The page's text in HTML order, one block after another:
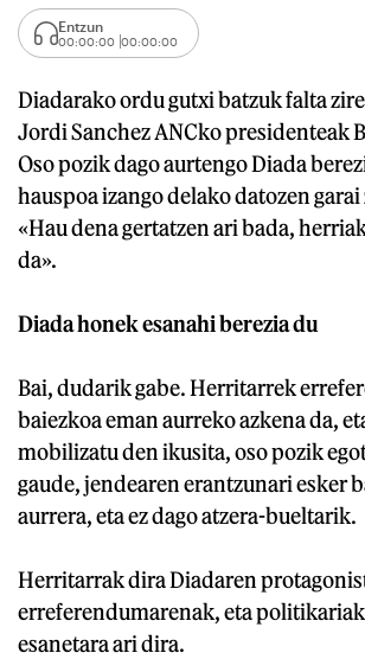
Entzun
00:00:00 00:00:00
Diadarako ordu gutxi batzuk falta
Jordi Sanchez ANCko presidenteak
Oso pozik dago aurtengo Diada
hauspoa izango delako datozen
«Hau dena gertatzen ari bada,
da».
Diada honek esanahi berezia du
Bai, dudarik gabe. Herritarrek
baiezkoa eman aurreko azkena da,
mobilizatu den ikusita, oso pozik
gaude, jendearen erantzunari esker
aurrera, eta ez dago atzera-bueltarik.
Herritarrak dira Diadaren
erreferendumarenak, eta
esanetara ari dira.